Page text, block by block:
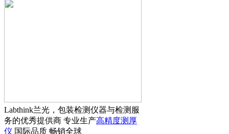
Labthink兰光，包装检测仪器与检测服
务的优秀提供商 专业生产高精度测厚
仪 国际品质 畅销全球